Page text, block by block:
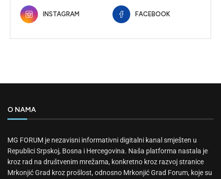
INSTAGRAM FACEBOOK
O NAMA
MG FORUM je nezavisni informativni digitalni kanal smješten u
Republici Srpskoj, Bosna i Hercegovina. Naša platforma nastala je
kroz rad na društvenim mrežama, konkretno kroz razvoj stranice
Mrkonjić Grad kroz prošlost, odnosno Mrkonjić Grad Forum, koje su